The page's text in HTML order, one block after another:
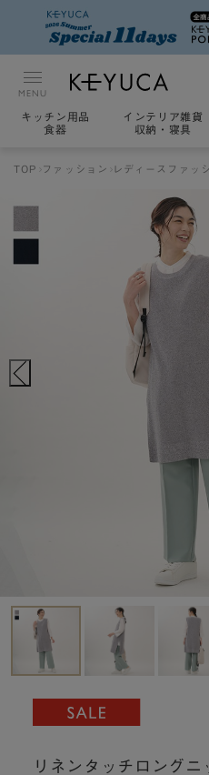
MENU
キッチン用品
食器
インテリア雑貨
収納・寝具
TOP ファッション レディースファッ
リネンタッチロングニ